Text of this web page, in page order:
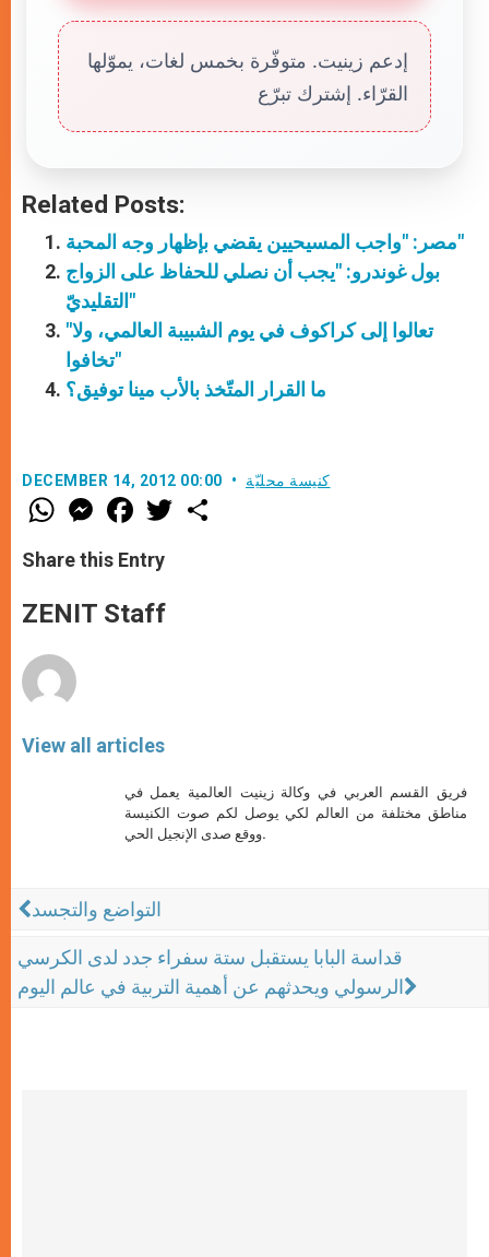
إدعم زينيت. متوفّرة بخمس لغات، يموّلها
القرّاء. إشترك تبرّع
Related Posts:
مصر: "واجب المسيحيين يقضي بإظهار وجه المحبة"
بول غوندرو: "يجب أن نصلي للحفاظ على الزواج
التقليديّ"
"تعالوا إلى كراكوف في يوم الشبيبة العالمي، ولا
تخافوا"
ما القرار المتّخذ بالأب مينا توفيق؟
DECEMBER 14, 2012 00:00 كنيسة محليّة
W
h
t
s
p
p
M
e
s
e
g
e
F
a
e
b
o
k
w
Share this Entry
ZENIT Staff
View all articles
فريق القسم العربي في وكالة زينيت العالمية يعمل في
مناطق مختلفة من العالم لكي يوصل لكم صوت الكنيسة
ووقع صدى الإنجيل الحي.
التواضع والتجسد
قداسة البابا يستقبل ستة سفراء جدد لدى الكرسي
الرسولي ويحدثهم عن أهمية التربية في عالم اليوم